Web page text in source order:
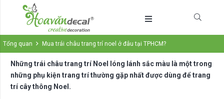
Tổng quan Mua trái châu trang trí noel ở đâu tại TPHCM?
Những trái châu trang trí Noel lóng lánh sắc màu là một trong
những phụ kiện trang trí thường gặp nhất được dùng để trang
trí cây thông Noel.